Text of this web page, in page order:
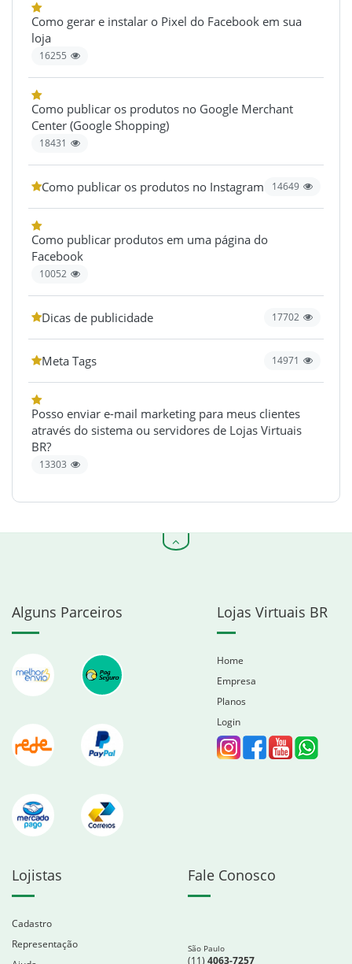
Como gerar e instalar o Pixel do Facebook em sua
loja
16255
Como publicar os produtos no Google Merchant
Center (Google Shopping)
18431
Como publicar os produtos no Instagram 14649
Como publicar produtos em uma página do
Facebook
10052
Dicas de publicidade 17702
Meta Tags 14971
Posso enviar e-mail marketing para meus clientes
através do sistema ou servidores de Lojas Virtuais
BR?
13303
Alguns Parceiros Lojas Virtuais BR
Home
Empresa
Planos
Login
Lojistas
Cadastro
Representação
Fale Conosco
São Paulo
(11) 4063-7257